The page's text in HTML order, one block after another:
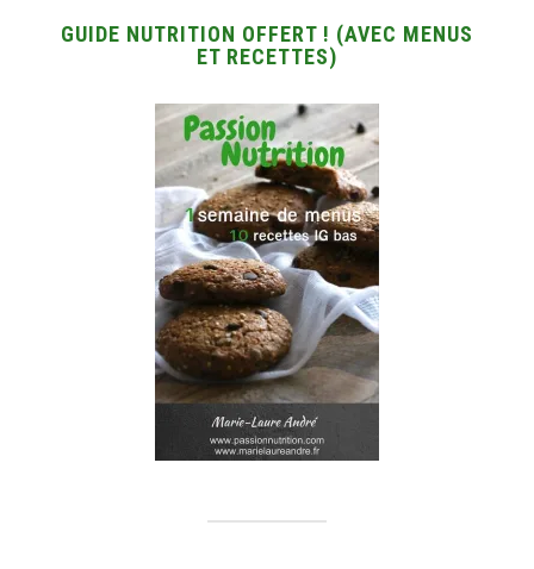
GUIDE NUTRITION OFFERT ! (AVEC MENUS
ET RECETTES)